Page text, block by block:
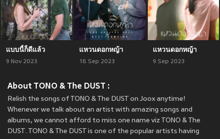
แบบนี้ก็ดีแล้ว
9 Nov 2023
แหวนดอกหญ้า
18 Sep 2023
แหวนดอกหญ้า
9 Sep 2023
About TONO & The DUST :
Relish the songs of TONO & The DUST on Joox anytime!
Whenever we talk about an artist with amazing songs and
albums, we cannot afford to miss one name viz TONO & The
DUST. TONO & The DUST is one of the popular artists having